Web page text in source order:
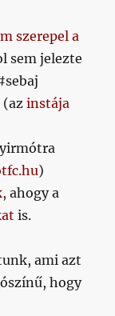
szerepel a
sem jelezte
(azinstája
)
, ahogy a
is.
ami azt
hogy